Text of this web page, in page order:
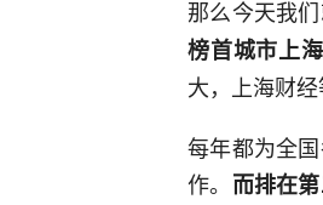
那么今天我
榜首城市上
大，上海财经
每年都为全
作。 而排在